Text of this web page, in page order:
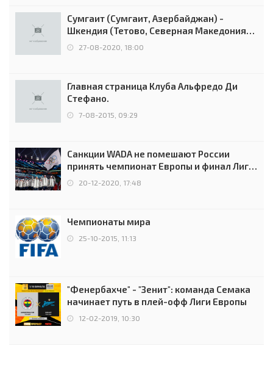
Сумгаит (Сумгаит, Азербайджан) -
Шкендия (Тетово, Северная Македония) -
0:2 (0:0)
27-08-2020, 18:00
Главная страница Клуба Альфредо Ди
Стефано.
7-08-2015, 09:29
Санкции WADA не помешают России
принять чемпионат Европы и финал Лиги
чемпионов.
20-12-2020, 17:48
Чемпионаты мира
25-10-2015, 11:13
"Фенербахче" - "Зенит": команда Семака
начинает путь в плей-офф Лиги Европы
12-02-2019, 10:30